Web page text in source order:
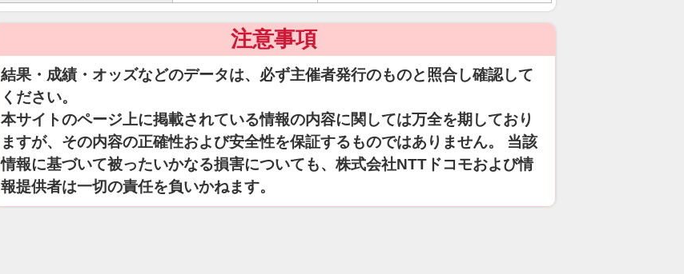
注意事項
結果・成績・オッズなどのデータは、必ず主催者発行のものと照合し確認して
ください。
本サイトのページ上に掲載されている情報の内容に関しては万全を期しており
ますが、その内容の正確性および安全性を保証するものではありません。 当該
情報に基づいて被ったいかなる損害についても、株式会社NTTドコモおよび情
報提供者は一切の責任を負いかねます。